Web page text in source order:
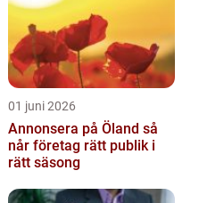
01 juni 2026
Annonsera på Öland så
når företag rätt publik i
rätt säsong